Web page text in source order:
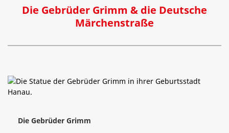
Die Gebrüder Grimm & die Deutsche
Märchenstraße
Die Gebrüder Grimm